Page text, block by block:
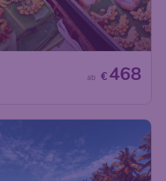
€468
ab